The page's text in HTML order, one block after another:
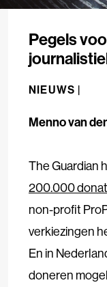
Pegels
NIEUWS |
Menno van
The Guardian
200.000
non-profit
verkiezingen
En in
doneren